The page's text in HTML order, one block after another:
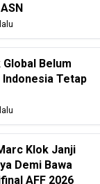
Belum
Tetap
Klok Janji
Demi Bawa
AFF 2026